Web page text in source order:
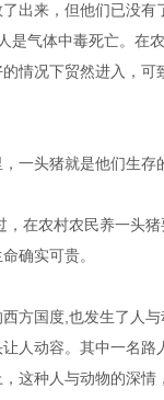
出来，但他们已没有
是气体中毒死亡。在
情况下贸然进入，可
一头猪就是他们生
在农村农民养一头
确实可贵。
方国度,也发生了人
人动容。其中一名
这种人与动物的深情